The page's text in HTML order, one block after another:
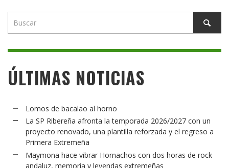
ÚLTIMAS NOTICIAS
Lomos de bacalao al horno
La SP Ribereña afronta la temporada 2026/2027 con un
proyecto renovado, una plantilla reforzada y el regreso a
Primera Extremeña
Maymona hace vibrar Hornachos con dos horas de rock
andaluz, memoria y leyendas extremeñas